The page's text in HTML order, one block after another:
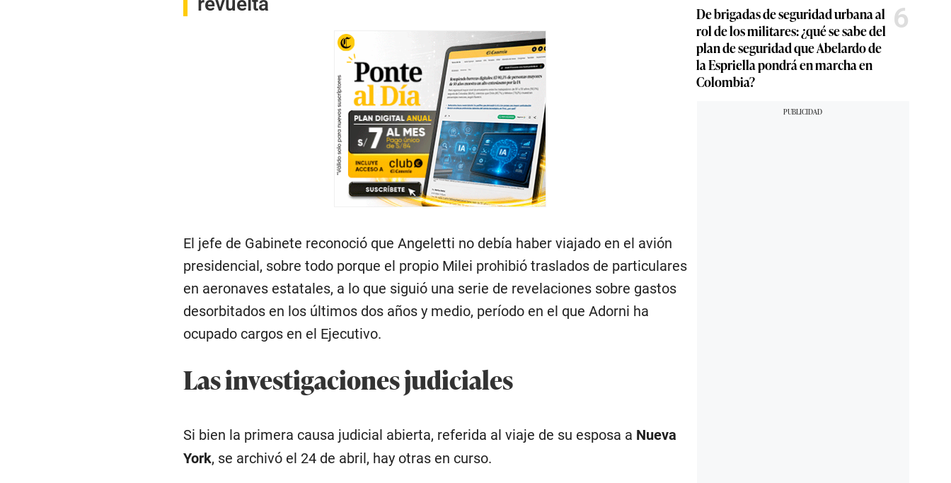
El jefe de Gabinete reconoció que Angeletti no debía haber viajado en el avión
presidencial, sobre todo porque el propio Milei prohibió traslados de particulares
en aeronaves estatales, a lo que siguió una serie de revelaciones sobre gastos
desorbitados en los últimos dos años y medio, período en el que Adorni ha
ocupado cargos en el Ejecutivo.
Las investigaciones judiciales
Si bien la primera causa judicial abierta, referida al viaje de su esposa a Nueva
York, se archivó el 24 de abril, hay otras en curso.
De brigadas de seguridad urbana al
rol de los militares: ¿qué se sabe del
plan de seguridad que Abelardo de
la Espriella pondrá en marcha en
Colombia?
6